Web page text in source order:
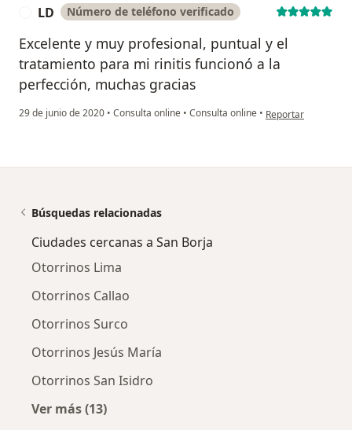
LD Número de teléfono verificado
Excelente y muy profesional, puntual y el
tratamiento para mi rinitis funcionó a la
perfección, muchas gracias
29 de junio de 2020 • Consulta online • Consulta online • en opinión del
Reportar
Búsquedas relacionadas
Ciudades cercanas a San Borja
Otorrinos Lima
Otorrinos Callao
Otorrinos Surco
Otorrinos Jesús María
Otorrinos San Isidro
Ver más (13)